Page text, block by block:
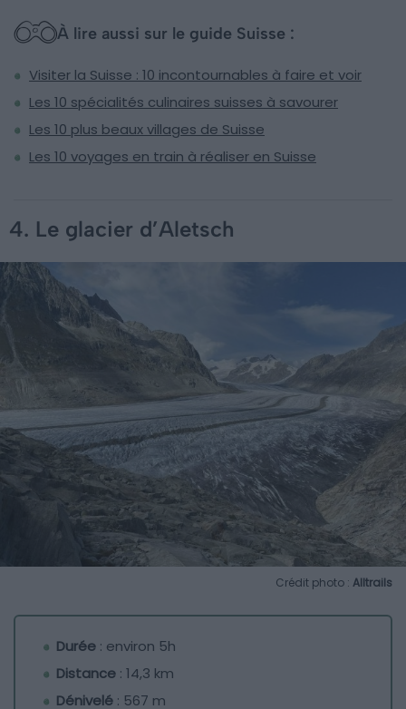
À lire aussi sur le guide Suisse :
Visiter la Suisse : 10 incontournables à faire et voir
Les 10 spécialités culinaires suisses à savourer
Les 10 plus beaux villages de Suisse
Les 10 voyages en train à réaliser en Suisse
4. Le glacier d’Aletsch
Crédit photo : Alltrails
Durée : environ 5h
Distance : 14,3 km
Dénivelé : 567 m